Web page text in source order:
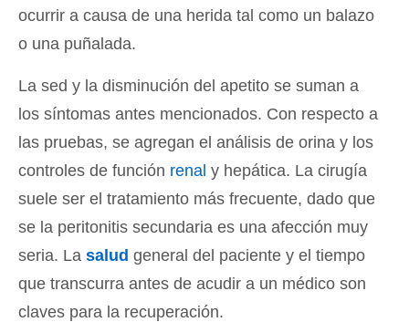
ocurrir a causa de una herida tal como un balazo
o una puñalada.
La sed y la disminución del apetito se suman a
los síntomas antes mencionados. Con respecto a
las pruebas, se agregan el análisis de orina y los
controles de función renal y hepática. La cirugía
suele ser el tratamiento más frecuente, dado que
se la peritonitis secundaria es una afección muy
seria. La salud general del paciente y el tiempo
que transcurra antes de acudir a un médico son
claves para la recuperación.